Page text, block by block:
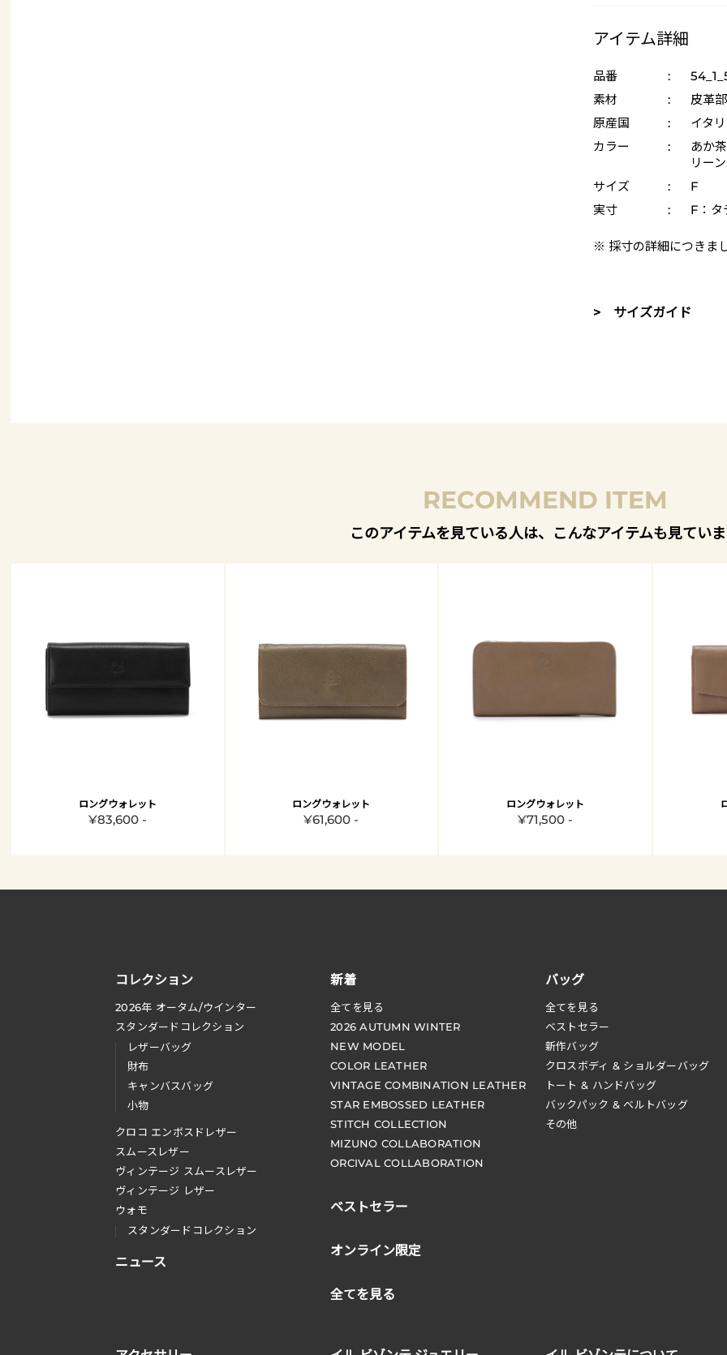
アイテム詳細
品番 :
素材
:
皮革
原産国
:
イタ
カラー
:
あか
リー
サイズ
:
F
実寸
: F：
※ 採寸の詳細につきま
> サイズガイド
RECOMMEND ITEM
このアイテムを見ている人は、こんなアイテムも見てい
ロングウォレット
¥83,600 -
ロングウォレット
¥61,600 -
ロングウォレット
¥71,500 -
コレクション
2026年 オータム/ウインター
スタンダードコレクション
レザーバッグ
財布
キャンバスバッグ
小物
クロコ エンボスドレザー
スムースレザー
ヴィンテージ スムースレザー
ヴィンテージ レザー
ウォモ
スタンダードコレクション
ニュース
新着
全てを見る
2026 AUTUMN WINTER
NEW MODEL
COLOR LEATHER
VINTAGE COMBINATION LEATHER
STAR EMBOSSED LEATHER
STITCH COLLECTION
MIZUNO COLLABORATION
ORCIVAL COLLABORATION
ベストセラー
オンライン限定
全てを見る
バッグ
全てを見る
ベストセラー
新作バッグ
クロスボディ & ショルダーバッグ
トート & ハンドバッグ
バックパック & ベルトバッグ
その他